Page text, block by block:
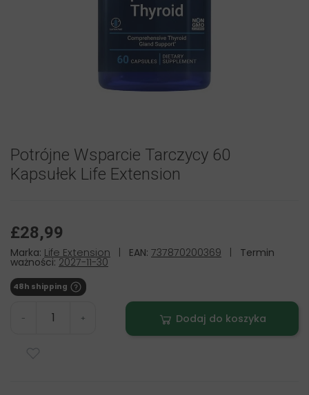
Potrójne Wsparcie Tarczycy 60
Kapsułek Life Extension
£28,99
Marka: Life Extension EAN: 737870200369 Termin
ważności: 2027-11-30
48h shipping
- + Dodaj do koszyka